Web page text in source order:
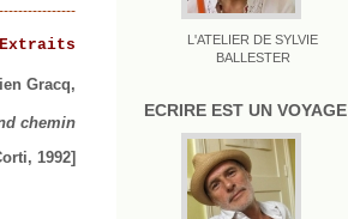
L'ATELIER DE SYLVIE
BALLESTER
ECRIRE EST UN VOYAGE
Gracq,
chemin
1992]